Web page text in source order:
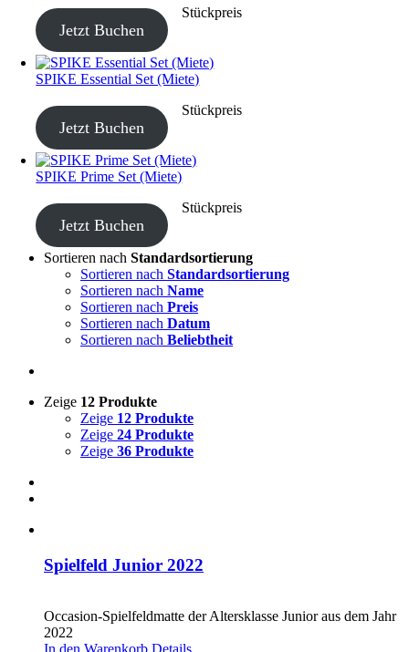
CHF40.00–CHF190.00 Stückpreis
Jetzt Buchen
SPIKE Essential Set (Miete)
CHF40.00–CHF190.00 Stückpreis
Jetzt Buchen
SPIKE Prime Set (Miete)
CHF40.00–CHF190.00 Stückpreis
Jetzt Buchen
Sortieren nach Standardsortierung
Sortieren nach Standardsortierung
Sortieren nach Name
Sortieren nach Preis
Sortieren nach Datum
Sortieren nach Beliebtheit
Zeige 12 Produkte
Zeige 12 Produkte
Zeige 24 Produkte
Zeige 36 Produkte
Spielfeld Junior 2022
Occasion-Spielfeldmatte der Altersklasse Junior aus dem Jahr
2022